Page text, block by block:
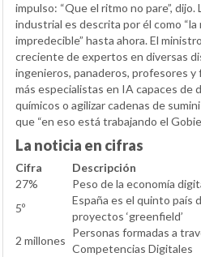
impulso: “Que el ritmo no pare”,
industrial es descrita por él como “la
impredecible” hasta ahora. El
creciente de expertos en diversas
ingenieros, panaderos, profesores y
más especialistas en IA capaces de
químicos o agilizar cadenas de
que “en eso está trabajando el
La noticia en cifras
Cifra
Descripción
27%
Peso de la economía
5º
España es el quinto país
proyectos ‘greenfield’
2 millones
Personas formadas a
Competencias Digitales